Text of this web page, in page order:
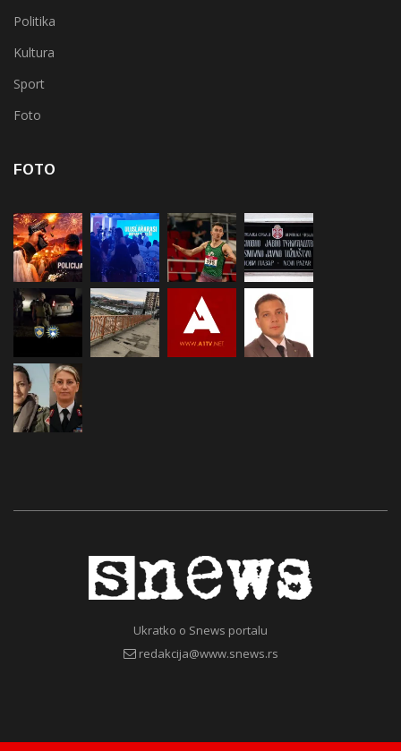
Politika
Kultura
Sport
Foto
FOTO
Ukratko o Snews portalu
redakcija@www.snews.rs